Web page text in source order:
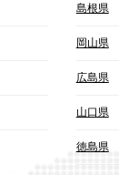
島根県
岡山県
広島県
山口県
徳島県